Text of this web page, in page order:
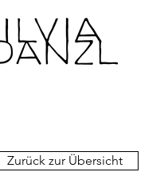
Zurück zur Übersicht